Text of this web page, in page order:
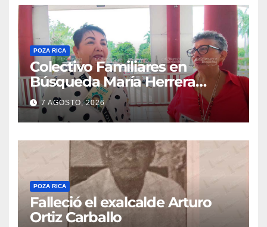
POZA RICA
Colectivo Familiares en
Búsqueda María Herrera
convoca a marcha
7 AGOSTO, 2026
POZA RICA
Falleció el exalcalde Arturo
Ortiz Carballo